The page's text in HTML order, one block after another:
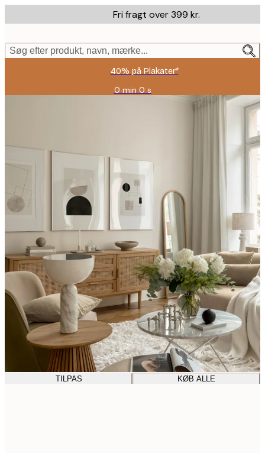
to
content.
Fri fragt over 399 kr.
Søg efter produkt, navn, mærke...
40% på Plakater*
0 min 0 s
Gyldig
TILPAS KØB ALLE